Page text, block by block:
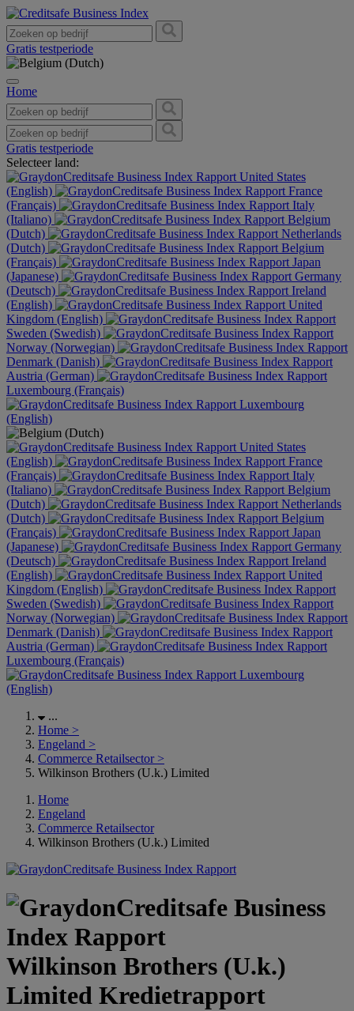
Gratis testperiode
Home
Gratis testperiode
Selecteer land:
United States
(English)
France
(Français)
Italy
(Italiano)
Belgium
(Dutch)
Netherlands
(Dutch)
Belgium
(Français)
Japan
(Japanese)
Germany
(Deutsch)
Ireland
(English)
United
Kingdom (English)
Sweden (Swedish)
Norway (Norwegian)
Denmark (Danish)
Austria (German)
Luxembourg (Français)
Luxembourg
(English)
United States
(English)
France
(Français)
Italy
(Italiano)
Belgium
(Dutch)
Netherlands
(Dutch)
Belgium
(Français)
Japan
(Japanese)
Germany
(Deutsch)
Ireland
(English)
United
Kingdom (English)
Sweden (Swedish)
Norway (Norwegian)
Denmark (Danish)
Austria (German)
Luxembourg (Français)
Luxembourg
(English)
...
Home >
Engeland >
Commerce Retailsector >
Wilkinson Brothers (U.k.) Limited
Home
Engeland
Commerce Retailsector
Wilkinson Brothers (U.k.) Limited
Wilkinson Brothers (U.k.)
Limited Kredietrapport